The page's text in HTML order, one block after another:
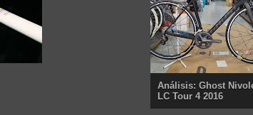
Análisis: Ghost
LC Tour 4 2016